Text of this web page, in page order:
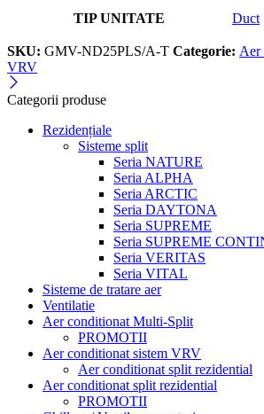
TIP UNITATE Duct
SKU: GMV-ND25PLS/A-T Categorie: Aer
VRV
Categorii produse
Rezidențiale
Sisteme split
Seria NATURE
Seria ALPHA
Seria ARCTIC
Seria DAYTONA
Seria SUPREME
Seria SUPREME
Seria VERITAS
Seria VITAL
Sisteme de tratare aer
Ventilatie
Aer conditionat Multi-Split
PROMOTII
Aer conditionat sistem VRV
Aer conditionat split rezidential
Aer conditionat split rezidential
PROMOTII